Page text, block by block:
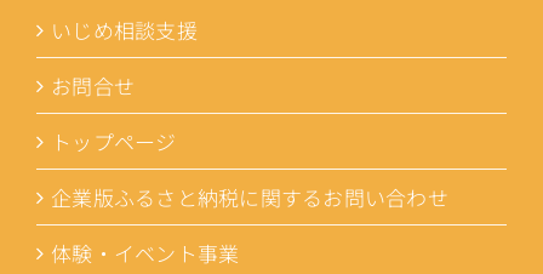
いじめ相談支援
お問合せ
トップページ
企業版ふるさと納税に関するお問い合わせ
体験・イベント事業